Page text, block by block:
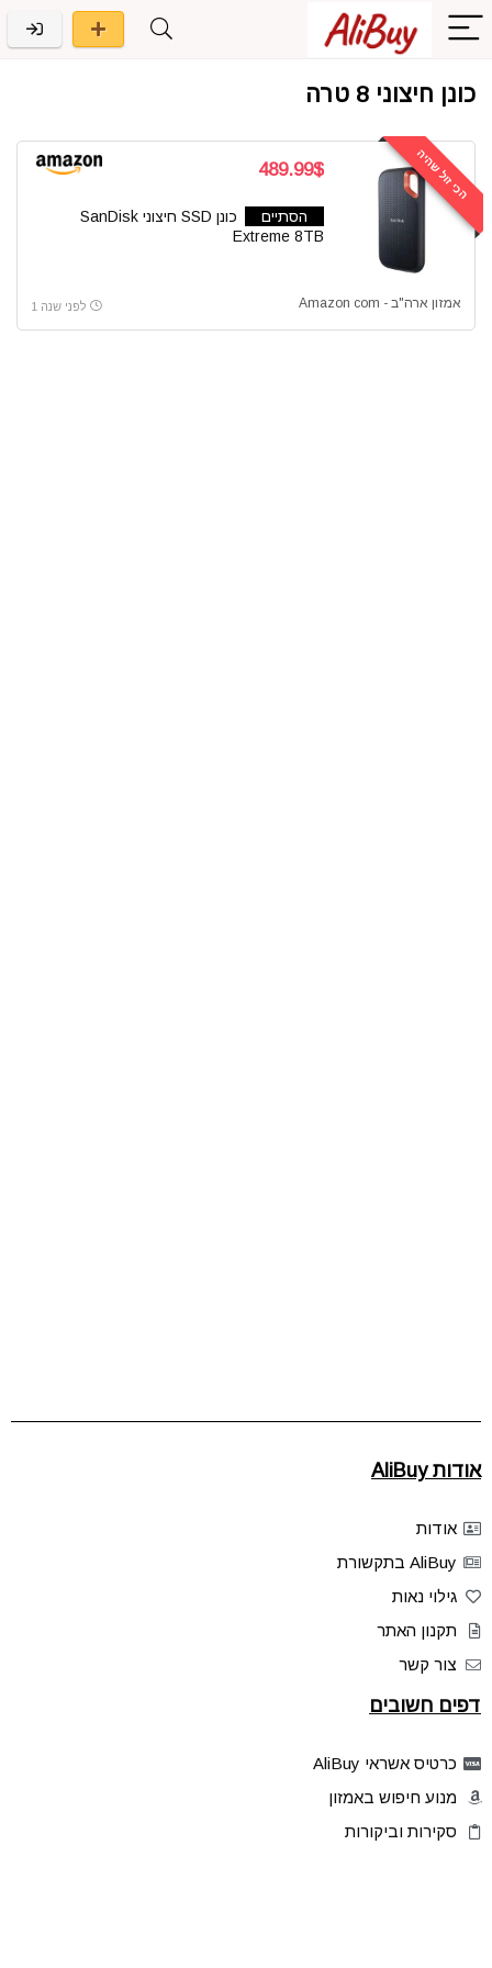
כונן חיצוני 8 טרה
הכי זול שהיה 489.99$
הסתיים
כונן SSD חיצוני SanDisk
Extreme 8TB
אמזון ארה"ב - Amazon com לפני שנה 1
אודות AliBuy
אודות
AliBuy בתקשורת
גילוי נאות
תקנון האתר
צור קשר
דפים חשובים
כרטיס אשראי AliBuy
מנוע חיפוש באמזון
סקירות וביקורות